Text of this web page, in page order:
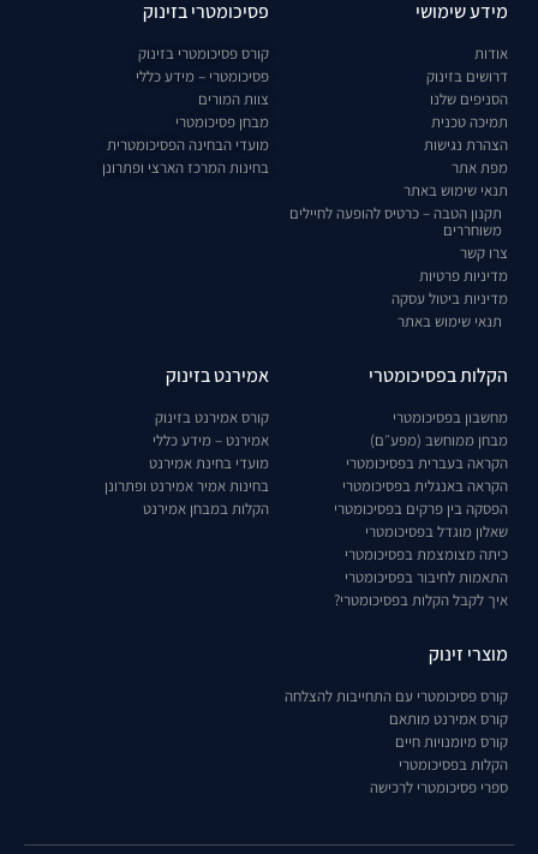
מידע שימושי
אודות
דרושים בזינוק
הסניפים שלנו
תמיכה טכנית
הצהרת נגישות
מפת אתר
תנאי שימוש באתר
תקנון הטבה – כרטיס להופעה לחיילים
משוחררים
צרו קשר
מדיניות פרטיות
מדיניות ביטול עסקה
תנאי שימוש באתר
פסיכומטרי בזינוק
קורס פסיכומטרי בזינוק
פסיכומטרי – מידע כללי
צוות המורים
מבחן פסיכומטרי
מועדי הבחינה הפסיכומטרית
בחינות המרכז הארצי ופתרונן
הקלות בפסיכומטרי
מחשבון בפסיכומטרי
מבחן ממוחשב (מפע״ם)
הקראה בעברית בפסיכומטרי
הקראה באנגלית בפסיכומטרי
הפסקה בין פרקים בפסיכומטרי
שאלון מוגדל בפסיכומטרי
כיתה מצומצמת בפסיכומטרי
התאמות לחיבור בפסיכומטרי
איך לקבל הקלות בפסיכומטרי?
אמירנט בזינוק
קורס אמירנט בזינוק
אמירנט – מידע כללי
מועדי בחינת אמירנט
בחינות אמיר אמירנט ופתרונן
הקלות במבחן אמירנט
מוצרי זינוק
קורס פסיכומטרי עם התחייבות להצלחה
קורס אמירנט מותאם
קורס מיומנויות חיים
הקלות בפסיכומטרי
ספרי פסיכומטרי לרכישה